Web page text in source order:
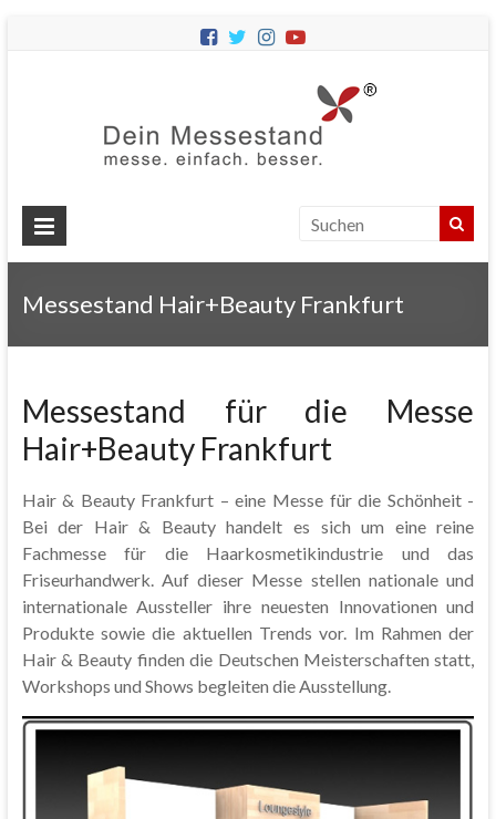
Messestände
für
Ihren
Messestand Hair+Beauty Frankfurt
Messestand für die Messe
Hair+Beauty Frankfurt
Hair & Beauty Frankfurt – eine Messe für die Schönheit -
Bei der Hair & Beauty handelt es sich um eine reine
Fachmesse für die Haarkosmetikindustrie und das
Friseurhandwerk. Auf dieser Messe stellen nationale und
internationale Aussteller ihre neuesten Innovationen und
Produkte sowie die aktuellen Trends vor. Im Rahmen der
Hair & Beauty finden die Deutschen Meisterschaften statt,
Workshops und Shows begleiten die Ausstellung.